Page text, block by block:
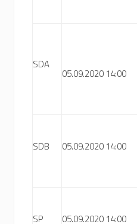
SDA
05.09.2020 14:00
SDB 05.09.2020 14:00
SP 05.09.2020 14:00